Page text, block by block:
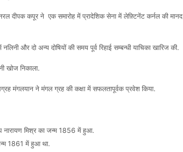
दीपक कपूर ने एक समारोह में प्रादेशिक सेना में लेफ़्टिनेंट कर्नल की मानद
और दो अन्य दोषियों की समय पूर्व रिहाई सम्बन्धी याचिका खारिज की.
खोज निकाला.
मंगलयान ने मंगल ग्रह की कक्षा में सफलतापूर्वक प्रवेश किया.
नारायण मिश्र का जन्म 1856 में हुआ.
1861 में हुआ था.